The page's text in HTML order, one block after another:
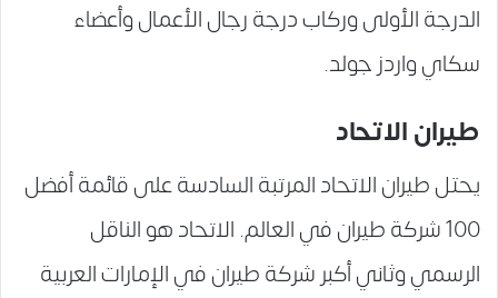
الدرجة الأولى وركاب درجة رجال الأعمال وأعضاء
سكاي واردز جولد.
طيران الاتحاد
يحتل طيران الاتحاد المرتبة السادسة على قائمة أفضل
100 شركة طيران في العالم. الاتحاد هو الناقل
الرسمي وثاني أكبر شركة طيران في الإمارات العربية